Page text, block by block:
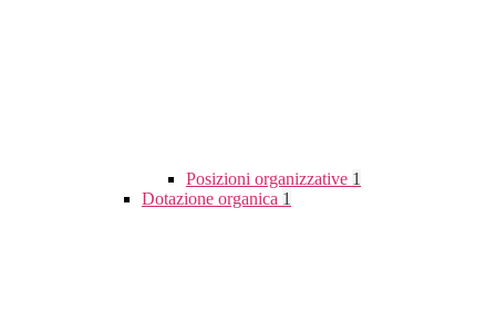
Posizioni organizzative 1
Dotazione organica 1